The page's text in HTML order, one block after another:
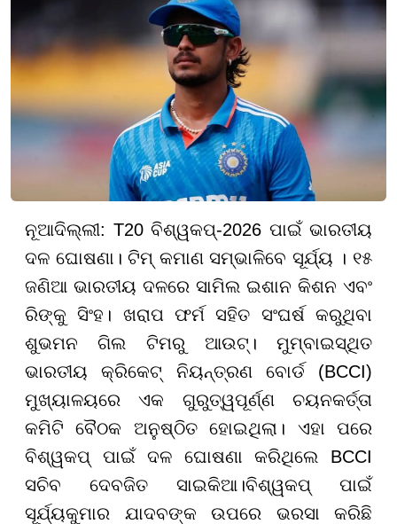
ନୂଆଦିଲ୍ଲୀ: T20 ବିଶ୍ୱକପ୍-2026 ପାଇଁ ଭାରତୀୟ
ଦଳ ଘୋଷଣା। ଟିମ୍ କମାଣ ସମ୍ଭାଳିବେ ସୂର୍ଯ୍ୟ । ୧୫
ଜଣିଆ ଭାରତୀୟ ଦଳରେ ସାମିଲ ଇଶାନ କିଶନ ଏବଂ
ରିଙ୍କୁ ସିଂହ। ଖରାପ ଫର୍ମ ସହିତ ସଂଘର୍ଷ କରୁଥିବା
ଶୁଭମନ ଗିଲ ଟିମରୁ ଆଉଟ୍। ମୁମ୍ବାଇସ୍ଥିତ
ଭାରତୀୟ କ୍ରିକେଟ୍ ନିୟନ୍ତ୍ରଣ ବୋର୍ଡ (BCCI)
ମୁଖ୍ୟାଳୟରେ ଏକ ଗୁରୁତ୍ୱପୂର୍ଣ୍ଣ ଚୟନକର୍ତ୍ତା
କମିଟି ବୈଠକ ଅନୁଷ୍ଠିତ ହୋଇଥିଲା। ଏହା ପରେ
ବିଶ୍ୱକପ୍ ପାଇଁ ଦଳ ଘୋଷଣା କରିଥିଲେ BCCI
ସଚିବ ଦେବଜିତ ସାଇକିଆ।ବିଶ୍ୱକପ୍ ପାଇଁ
ସୂର୍ଯ୍ୟକୁମାର ଯାଦବଙ୍କ ଉପରେ ଭରସା କରିଛି